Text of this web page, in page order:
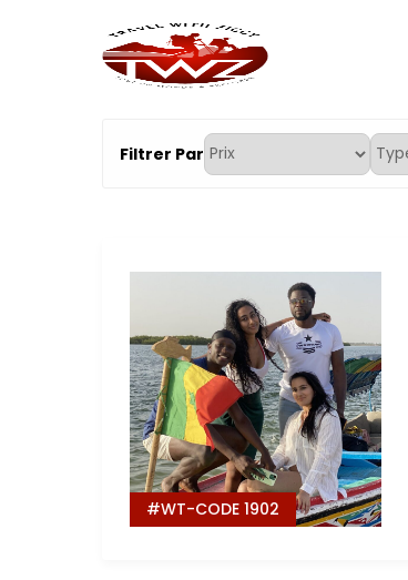
TravelWithZiggy
Filtrer Par
#WT-CODE 1902